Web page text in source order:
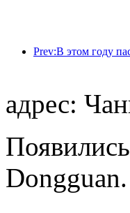
адрес:
Dongguan.